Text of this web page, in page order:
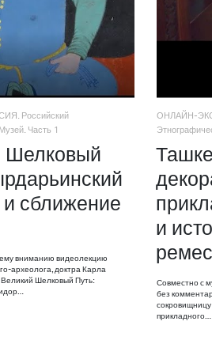
Российский
Часть 1
Шелковый
и сближение
вниманию видеолекцию
археолога, доктра Карла
Шелковый Путь:
ОНЛАЙН-
и
Совместно с
без
прикладного…